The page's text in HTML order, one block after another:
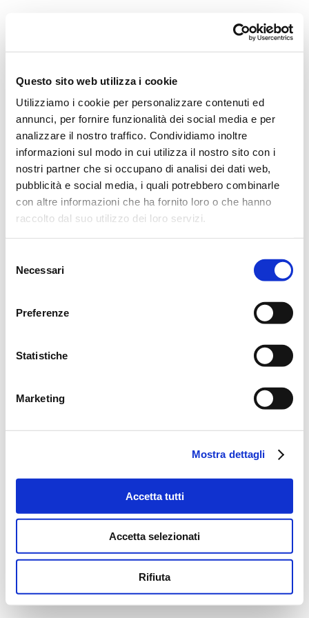
Questo sito web utilizza i cookie
Utilizziamo i cookie per personalizzare contenuti ed
annunci, per fornire funzionalità dei social media e per
analizzare il nostro traffico. Condividiamo inoltre
informazioni sul modo in cui utilizza il nostro sito con i
nostri partner che si occupano di analisi dei dati web,
pubblicità e social media, i quali potrebbero combinarle
con altre informazioni che ha fornito loro o che hanno
raccolto dal suo utilizzo dei loro servizi.
delNecessari
Preferenze
Statistiche
Marketing
Mostra dettagli
Accetta tutti
Accetta selezionati
Rifiuta
Direttore artistico
Professori D’Orchestra
La Storia
I Protagonisti
I Festival
Regolamento di Sala
Area Tecnica
Calendario
Cartellone
I Pomeriggi Musicali
Teatro Dal Verme
Biglietteria